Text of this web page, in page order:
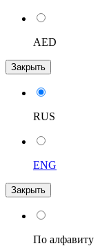
AED
Закрыть
RUS
ENG
Закрыть
По алфавиту